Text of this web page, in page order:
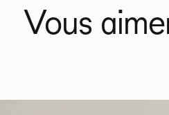
Vous